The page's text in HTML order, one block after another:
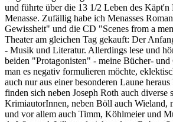
und führte über die 13 1/2 Leben des
Menasse. Zufällig habe ich Menasses
Gewissheit" und die CD "Scenes from a
Theater am gleichen Tag gekauft: Der
- Musik und Literatur. Allerdings lese und
beiden "Protagonisten" - meine Bücher-
man es negativ formulieren möchte,
auch nur aus einer besonderen Laune
finden sich neben Joseph Roth auch diverse
KrimiautorInnen, neben Böll auch Wieland,
und vor allem auch Timm, Köhlmeier und